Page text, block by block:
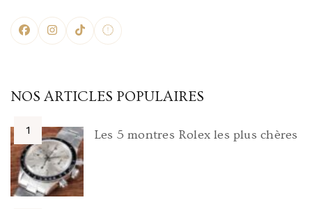
NOS ARTICLES POPULAIRES
Les 5 montres Rolex les plus chères